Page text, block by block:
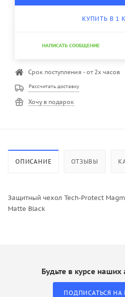
КУПИТЬ В 1
НАПИСАТЬ СООБЩЕНИЕ
Срок поступления - от 2х часов
Рассчитать доставку
Хочу в подарок
ОПИСАНИЕ ОТЗЫВЫ
Защитный чехол Tech-Protect
Matte Black
Будьте в курсе наших
ПОДПИСАТЬСЯ НА